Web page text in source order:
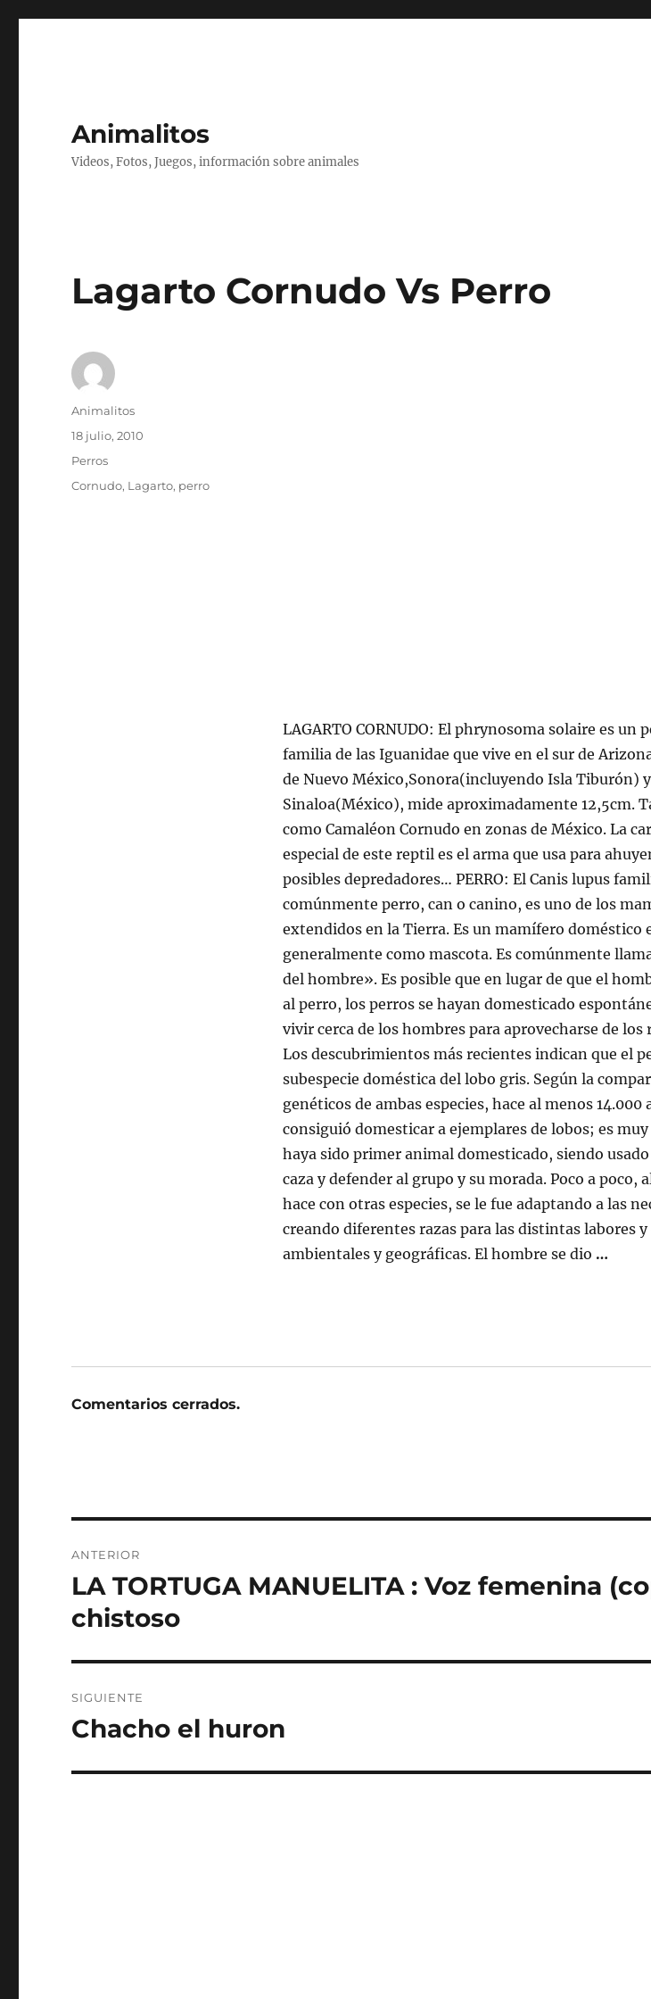
Animalitos
Videos, Fotos, Juegos, información sobre animales
Lagarto Cornudo Vs Perro
LAGARTO CORNUDO: El phrynosoma solaire es un
familia de las Iguanidae que vive en el sur de
de Nuevo México,Sonora(incluyendo Isla Tiburón)
Sinaloa(México), mide aproximadamente 12,5cm.
como Camaléon Cornudo en zonas de México. La
especial de este reptil es el arma que usa para
posibles depredadores… PERRO: El Canis lupus
comúnmente perro, can o canino, es uno de los
extendidos en la Tierra. Es un mamífero doméstico
generalmente como mascota. Es comúnmente
del hombre». Es posible que en lugar de que el
al perro, los perros se hayan domesticado
vivir cerca de los hombres para aprovecharse de los
Los descubrimientos más recientes indican que el
subespecie doméstica del lobo gris. Según la
genéticos de ambas especies, hace al menos 14.000
consiguió domesticar a ejemplares de lobos; es
haya sido primer animal domesticado, siendo
caza y defender al grupo y su morada. Poco a poco,
hace con otras especies, se le fue adaptando a las
creando diferentes razas para las distintas labores
ambientales y geográficas. El hombre se dio …
Autor
Animalitos
Publicado
18 julio, 2010
Categorías
Perros
Etiquetas
Cornudo, Lagarto, perro
Comentarios cerrados.
de
entradas
ANTERIOR
Entrada
anterior:
LA TORTUGA MANUELITA : Voz femenina
chistoso
SIGUIENTE
Entrada
Chacho el huron